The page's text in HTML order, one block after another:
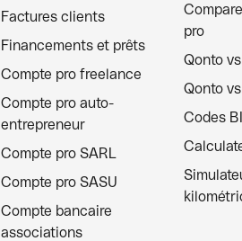
Factures clients
Financements et prêts
Compte pro freelance
Compte pro auto-
entrepreneur
Compte pro SARL
Compte pro SASU
Compte bancaire
associations
pro
Qonto
Qonto
Codes